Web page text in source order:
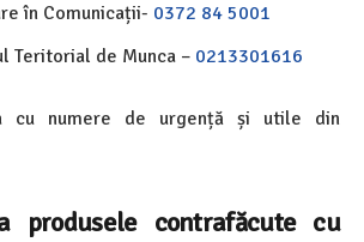
în Comunicații- 0372 84 5001
Teritorial de Munca – 0213301616
cu numere de urgență și utile din
produsele contrafăcute cu